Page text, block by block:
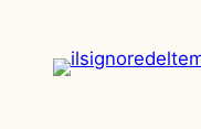
contenuto